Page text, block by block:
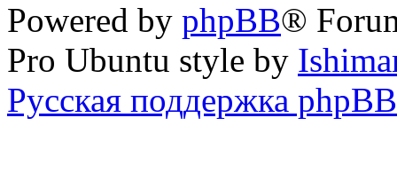
Powered by phpBB®
Pro Ubuntu style by
Русская поддержка phpBB